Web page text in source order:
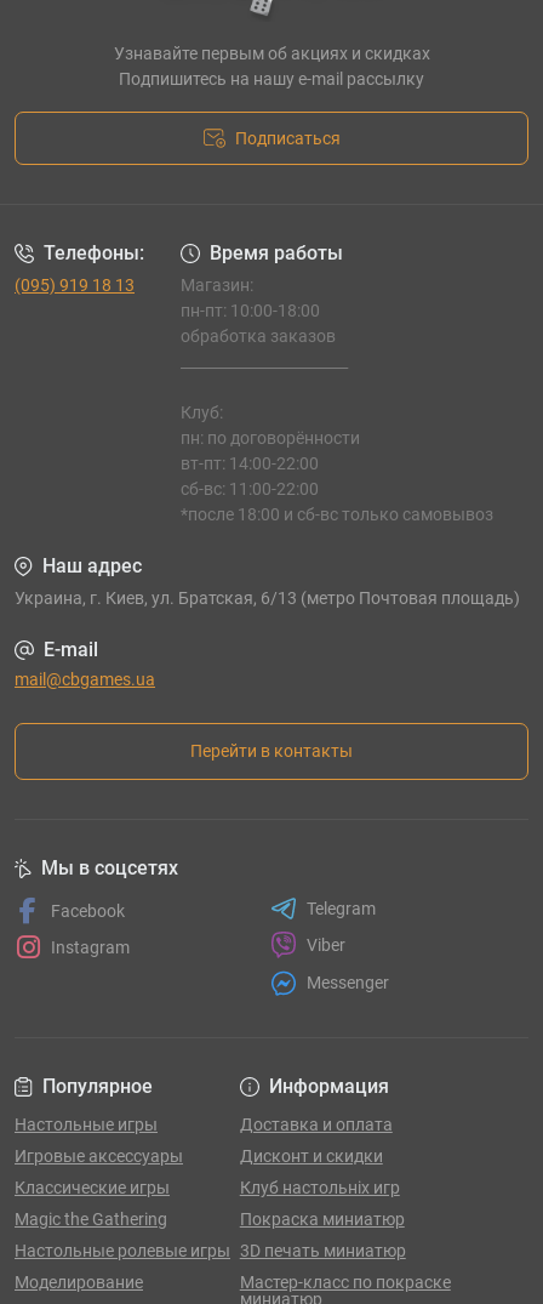
Узнавайте первым об акциях и скидках
Подпишитесь на нашу e-mail рассылку
Подписаться
Телефоны:
(095) 919 18 13
Время работы
Магазин:
пн-пт: 10:00-18:00
обработка заказов
Клуб:
пн: по договорённости
вт-пт: 14:00-22:00
сб-вс: 11:00-22:00
*после 18:00 и сб-вс только самовывоз
Наш адрес
Украина, г. Киев, ул. Братская, 6/13 (метро Почтовая площадь)
E-mail
mail@cbgames.ua
Перейти в контакты
Популярное
Настольные игры
Игровые аксессуары
Классические игры
Magic the Gathering
Настольные ролевые игры
Моделирование
Информация
Доставка и оплата
Дисконт и скидки
Клуб настольніх игр
Покраска миниатюр
3D печать миниатюр
Мастер-класс по покраске
миниатюр
Мы в соцсетях
Facebook
Instagram
Telegram
Viber
Messenger